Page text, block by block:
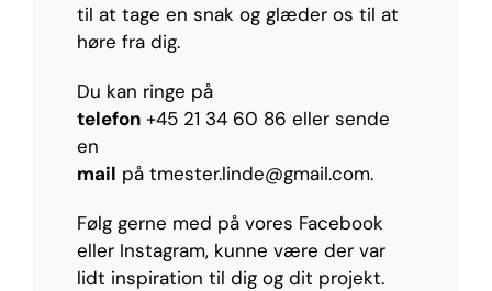
til at tage en snak og glæder os til at
høre fra dig.
Du kan ringe på
telefon+45 21 34 60 86 eller sende
en
mail på tmester.linde@gmail.com.
Følg gerne med på vores Facebook
eller Instagram, kunne være der var
lidt inspiration til dig og dit projekt.